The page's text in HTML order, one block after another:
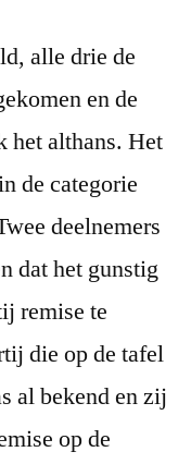
alle drie de
en de
het althans. Het
de categorie
deelnemers
dat het gunstig
remise te
die op de tafel
al bekend en zij
op de